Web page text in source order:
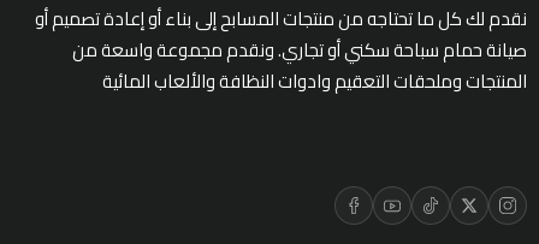
نقدم لك كل ما تحتاجه من منتجات المسابح إلى بناء أو إعادة تصميم أو
صيانة حمام سباحة سكني أو تجاري. ونقدم مجموعة واسعة من
المنتجات وملحقات التعقيم وادوات النظافة والألعاب المائية